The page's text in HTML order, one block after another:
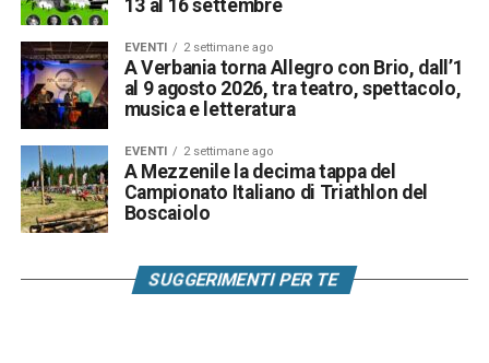
13 al 16 settembre
EVENTI 2 settimane ago
A Verbania torna Allegro con Brio, dall’1
al 9 agosto 2026, tra teatro, spettacolo,
musica e letteratura
EVENTI 2 settimane ago
A Mezzenile la decima tappa del
Campionato Italiano di Triathlon del
Boscaiolo
SUGGERIMENTI PER TE